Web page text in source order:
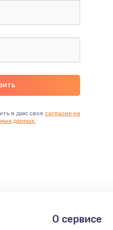
я даю свое согласие на
данных.
О сервисе